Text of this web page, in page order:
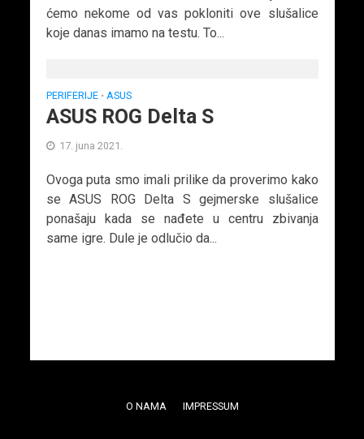
ćemo nekome od vas pokloniti ove slušalice
koje danas imamo na testu. To...
PERIFERIJE • ASUS
ASUS ROG Delta S
17. juna 2021.
Ovoga puta smo imali prilike da proverimo kako
se ASUS ROG Delta S gejmerske slušalice
ponašaju kada se nađete u centru zbivanja
same igre. Dule je odlučio da...
O NAMA IMPRESSUM